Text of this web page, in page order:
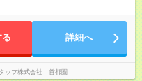
る 詳細へ
ッフ株式会社 首都圏